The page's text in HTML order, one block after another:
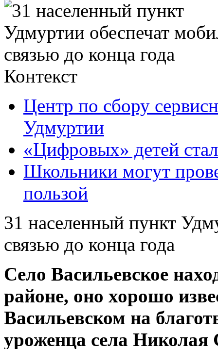
Контекст
Центр по сбору
Удмуртии
«Цифровых» детей
Школьники могут
пользой
31 населенный пункт
связью до конца года
Село Васильевское
районе, оно хорошо
Васильевском на
уроженца села